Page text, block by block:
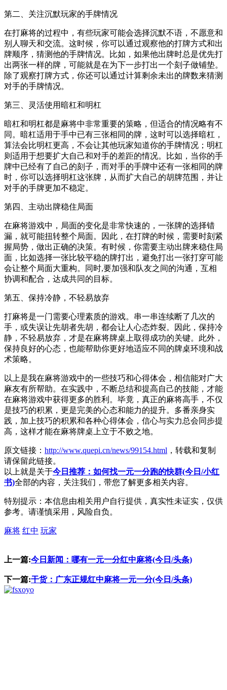
第二、关注沉默玩家的手牌情况
在打麻将的过程中，有些玩家可能会选择沉默不语，不愿意和
别人聊天和交流。这时候，你可以通过观察他的打牌方式和出
牌顺序，猜测他的手牌情况。比如，如果他出牌时总是优先打
出两张一样的牌，可能就是在为下一步打出一个刻子做铺垫。
除了观察打牌方式，你还可以通过计算剩余未出的牌数来猜测
对手的手牌情况。
第三、灵活使用暗杠和明杠
暗杠和明杠都是麻将中非常重要的策略，但适合的情况略有不
同。暗杠适用于手中已有三张相同的牌，这时可以选择暗杠，
算法会比明杠更高，不会让其他玩家知道你的手牌情况；明杠
则适用于想要扩大自己和对手的差距的情况。比如，当你的手
牌中已经有了自己的刻子，而对手的手牌中还有一张相同的牌
时，你可以选择明杠这张牌，从而扩大自己的胡牌范围，并让
对手的手牌更加不稳定。
第四、主动出牌稳住局面
在麻将游戏中，局面的变化是非常快速的，一张牌的选择错
漏，就可能扭转整个局面。因此，在打牌的时候，需要时刻紧
握局势，做出正确的决策。有时候，你需要主动出牌来稳住局
面，比如选择一张比较平稳的牌打出，避免打出一张打穿可能
会让整个局面大重构。同时,要加强和队友之间的沟通，互相
协调和配合，达成共同的目标。
第五、保持冷静，不轻易放弃
打麻将是一门需要心理素质的游戏。串一串连续断了几次的
手，或失误让先胡者先胡，都会让人心态炸裂。因此，保持冷
静，不轻易放弃，才是在麻将牌桌上取得成功的关键。此外，
保持良好的心态，也能帮助你更好地适应不同的牌桌环境和战
术策略。
以上是我在麻将游戏中的一些技巧和心得体会，相信能对广大
麻友有所帮助。在实践中，不断总结和提高自己的技能，才能
在麻将游戏中获得更多的胜利。毕竟，真正的麻将高手，不仅
是技巧的积累，更是完美的心态和能力的提升。多番亲身实
践，加上技巧的积累和各种心得体会，信心与实力总会同步提
高，这样才能在麻将牌桌上立于不败之地。
原文链接： http://www.quepi.cn/news/99154.html ，转载和复制
请保留此链接。
以上就是关于今日推荐：如何找一元一分跑的快群(今日/小红
书)全部的内容，关注我们，带您了解更多相关内容。
特别提示：本信息由相关用户自行提供，真实性未证实，仅供
参考。请谨慎采用，风险自负。
麻将 红中 玩家
上一篇:今日新闻：哪有一元一分红中麻将(今日/头条)
下一篇:干货：广东正规红中麻将一元一分(今日/头条)